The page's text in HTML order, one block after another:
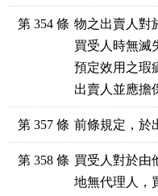
第 354 條 物之出賣人對
買受人時無滅
預定效用之瑕
出賣人並應擔
第 357 條 前條規定，於
第 358 條 買受人對於由
地無代理人，